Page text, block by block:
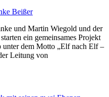
Beißer
und Martin Wiegold und der
ein gemeinsames Projekt
dem Motto „Elf nach Elf –
Leitung von